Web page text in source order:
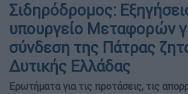
Σιδηρόδρομος:
υπουργείο Μεταφορών
σύνδεση της Πάτρας
Δυτικής Ελλάδας
Ερωτήματα για τις προτάσεις, τις